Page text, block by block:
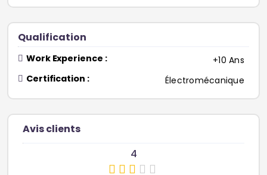
Qualification
Work Experience :
+10 Ans
Certification :
Électromécanique
Avis clients
4